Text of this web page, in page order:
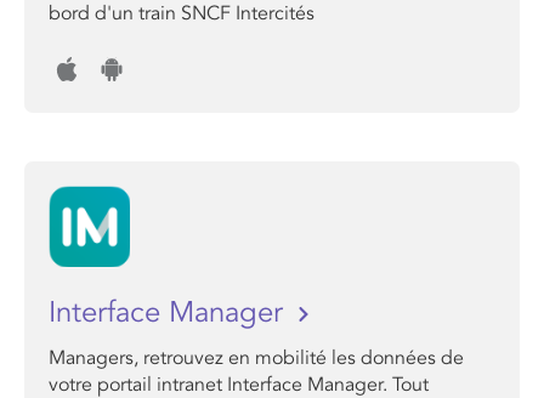
bord d'un train SNCF Intercités
Interface Manager
Managers, retrouvez en mobilité les données de
votre portail intranet Interface Manager. Tout